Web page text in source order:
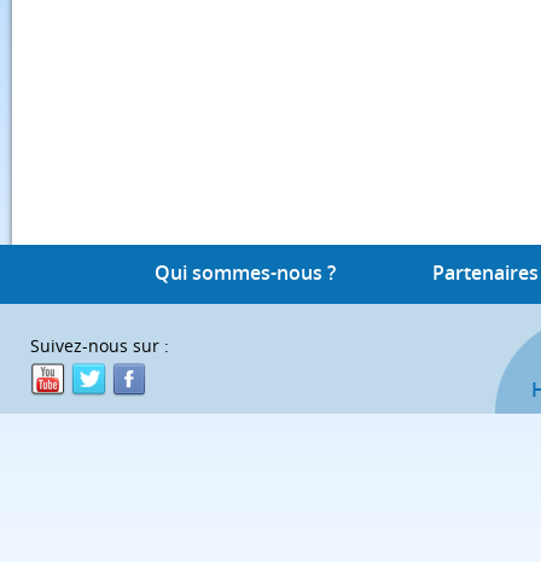
Qui sommes-nous ? Partenaires
Suivez-nous sur :